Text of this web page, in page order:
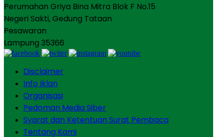
Perumahan Griya Bina Mitra Blok F No.15
Negeri Sakti, Gedung Tataan
Pesawaran
Lampung 35366
Disclaimer
Info Iklan
Organisasi
Pedoman Media Siber
Syarat dan Ketentuan Surat Pembaca
Tentang Kami